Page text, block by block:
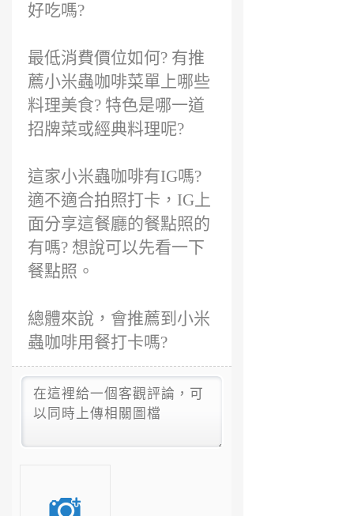
好吃嗎?
最低消費價位如何? 有推
薦小米蟲咖啡菜單上哪些
料理美食? 特色是哪一道
招牌菜或經典料理呢?
這家小米蟲咖啡有IG嗎?
適不適合拍照打卡，IG上
面分享這餐廳的餐點照的
有嗎? 想說可以先看一下
餐點照。
總體來說，會推薦到小米
蟲咖啡用餐打卡嗎?